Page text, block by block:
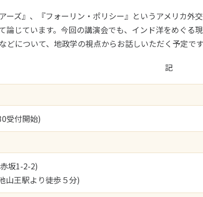
ーズ』、『フォーリン・ポリシー』というアメリカ
論じています。今回の講演会でも、インド洋をめぐ
について、地政学の視点からお話しいただく予定で
記
受付開始)
坂1-2-2)
山王駅より徒歩５分)